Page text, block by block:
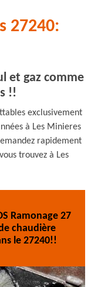
27240:
et gaz comme
!!
exclusivement
à Les Minieres
rapidement
trouvez à Les
Ramonage 27
chaudière
le 27240!!